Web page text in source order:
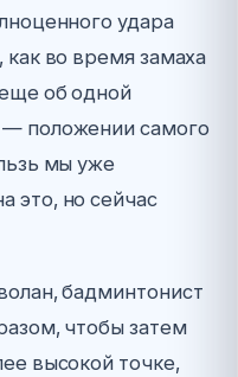
удара
во время замаха
об одной
— положении самого
мы уже
это, но сейчас
бадминтонист
чтобы затем
высокой точке,